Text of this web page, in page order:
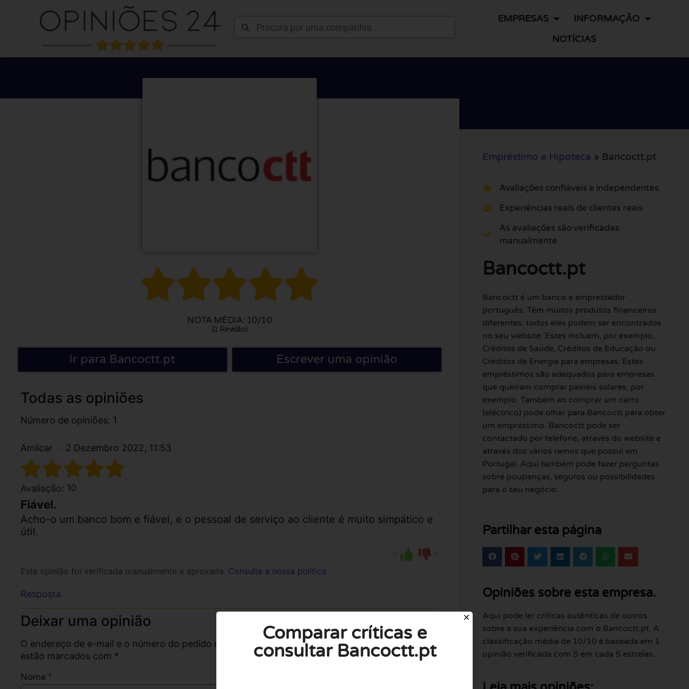
EMPRESAS
INFORMAÇÃO
NOTÍCIAS

NOTA MÉDIA: 10/10
(1 Revisão)
Ir para Bancoctt.pt Escrever uma opinião
Todas as opiniões
Número de opiniões: 1
Amilcar 2 Dezembro 2022, 11:53
Avaliação: 10
Fiável.
Acho-o um banco bom e fiável, e o pessoal de serviço ao cliente é muito simpático e
útil.
Esta opinião foi verificada manualmente e aprovada. Consulte a nossa política
Resposta
Deixar uma opinião
O endereço de e-mail e o número do pedido não serão publicados. Os campos obrigatórios
estão marcados com *
Nome *
Empréstimo e Hipoteca » Bancoctt.pt
Avaliações confiáveis e independentes
Experiências reais de clientes reais
As avaliações são verificadas
manualmente
Bancoctt.pt
Bancoctt é um banco e emprestador
português. Têm muitos produtos financeiros
diferentes, todos eles podem ser encontrados
no seu website. Estes incluem, por exemplo,
Créditos de Saúde, Créditos de Educação ou
Créditos de Energia para empresas. Estes
empréstimos são adequados para empresas
que queiram comprar painéis solares, por
exemplo. Também ao comprar um carro
(eléctrico) pode olhar para Bancoctt para obter
um empréstimo. Bancoctt pode ser
contactado por telefone, através do website e
através dos vários ramos que possui em
Portugal. Aqui também pode fazer perguntas
sobre poupanças, seguros ou possibilidades
para o seu negócio.
Partilhar esta página
Opiniões sobre esta empresa.
Aqui pode ler críticas autênticas de outros
sobre a sua experiência com o Bancoctt.pt. A
classificação média de 10/10 é baseada em 1
opinião verificada com 5 em cada 5 estrelas.
Comparar críticas e
consultar Bancoctt.pt